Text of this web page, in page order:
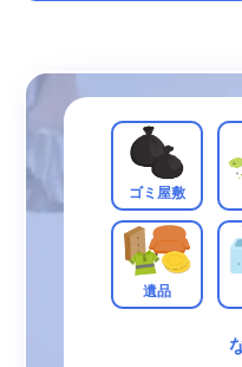
ゴミ屋敷
遺品